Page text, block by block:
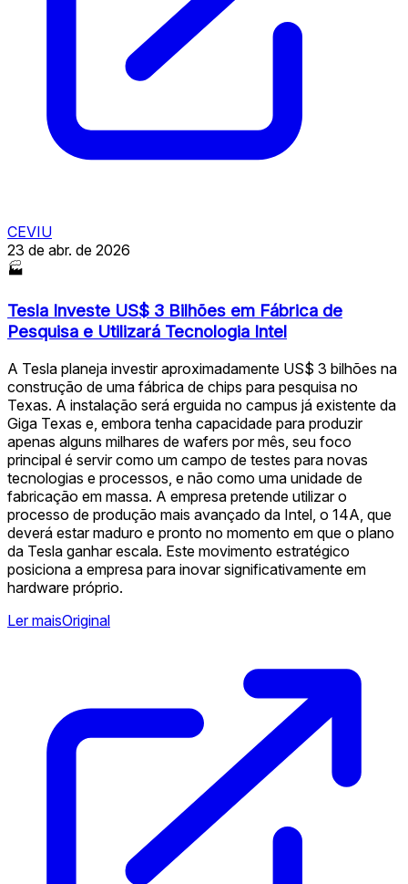
CEVIU
23 de abr. de 2026
🏭
Tesla Investe US$ 3 Bilhões em Fábrica de
Pesquisa e Utilizará Tecnologia Intel
A Tesla planeja investir aproximadamente US$ 3 bilhões na
construção de uma fábrica de chips para pesquisa no
Texas. A instalação será erguida no campus já existente da
Giga Texas e, embora tenha capacidade para produzir
apenas alguns milhares de wafers por mês, seu foco
principal é servir como um campo de testes para novas
tecnologias e processos, e não como uma unidade de
fabricação em massa. A empresa pretende utilizar o
processo de produção mais avançado da Intel, o 14A, que
deverá estar maduro e pronto no momento em que o plano
da Tesla ganhar escala. Este movimento estratégico
posiciona a empresa para inovar significativamente em
hardware próprio.
Ler maisOriginal